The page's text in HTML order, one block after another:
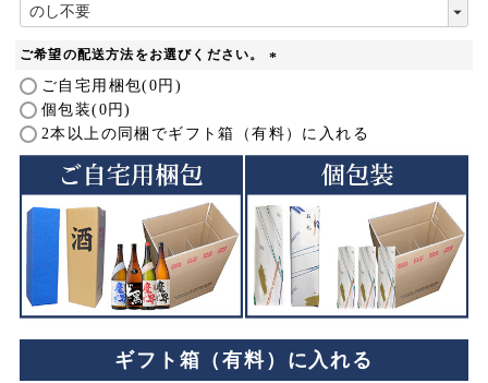
必
ご希望の配送方法をお選びください。
須
)
ご自宅用梱包(0円)
個包装(0円)
2本以上の同梱でギフト箱（有料）に入れる
ギフト箱（有料）に入れる